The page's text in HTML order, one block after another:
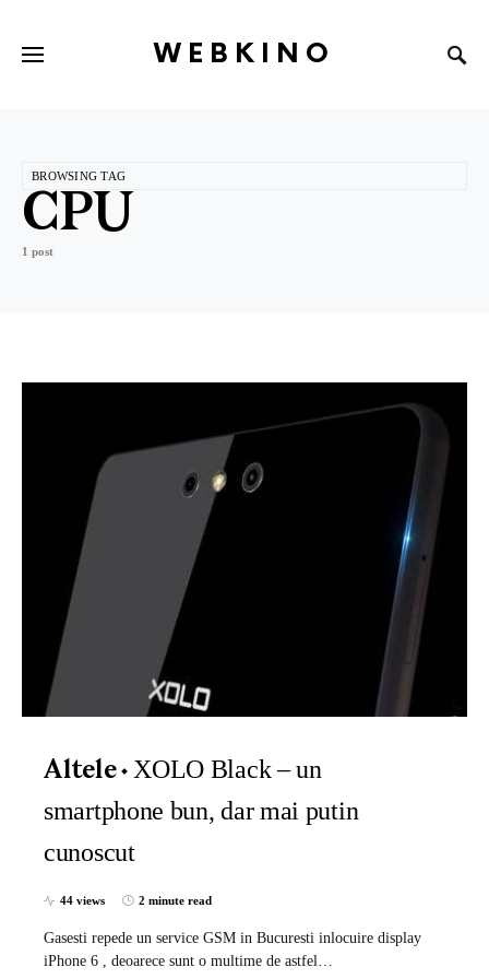
WEBKINO
BROWSING TAG
CPU
1 post
Altele
XOLO Black – un
smartphone bun, dar mai putin
cunoscut
44 views 2 minute read
Gasesti repede un service GSM in Bucuresti inlocuire display
iPhone 6 , deoarece sunt o multime de astfel…